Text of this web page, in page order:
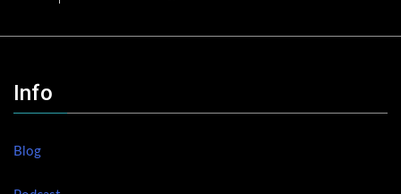
Info
Blog